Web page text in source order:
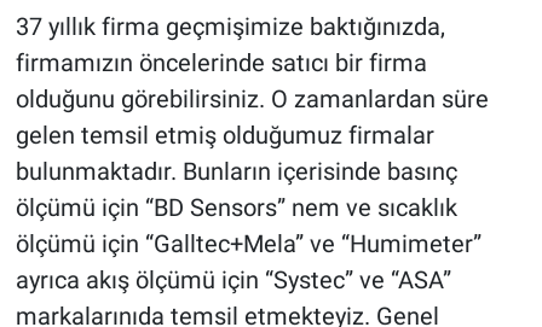
37 yıllık firma geçmişimize baktığınızda,
firmamızın öncelerinde satıcı bir firma
olduğunu görebilirsiniz. O zamanlardan süre
gelen temsil etmiş olduğumuz firmalar
bulunmaktadır. Bunların içerisinde basınç
ölçümü için “BD Sensors” nem ve sıcaklık
ölçümü için “Galltec+Mela” ve “Humimeter”
ayrıca akış ölçümü için “Systec” ve “ASA”
markalarınıda temsil etmekteyiz. Genel